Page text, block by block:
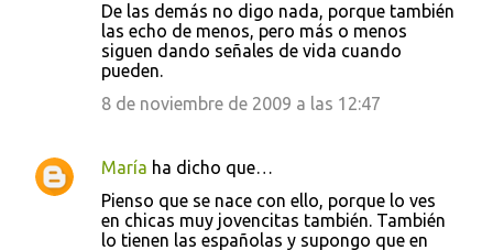
De las demás no digo nada, porque también
las echo de menos, pero más o menos
siguen dando señales de vida cuando
pueden.
8 de noviembre de 2009 a las 12:47
María ha dicho que…
Pienso que se nace con ello, porque lo ves
en chicas muy jovencitas también. También
lo tienen las españolas y supongo que en